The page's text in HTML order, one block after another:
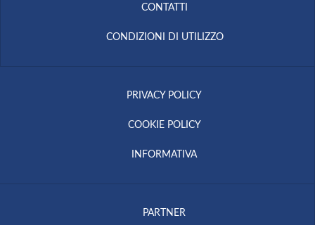
CONTATTI
CONDIZIONI DI UTILIZZO
PRIVACY POLICY
COOKIE POLICY
INFORMATIVA
PARTNER